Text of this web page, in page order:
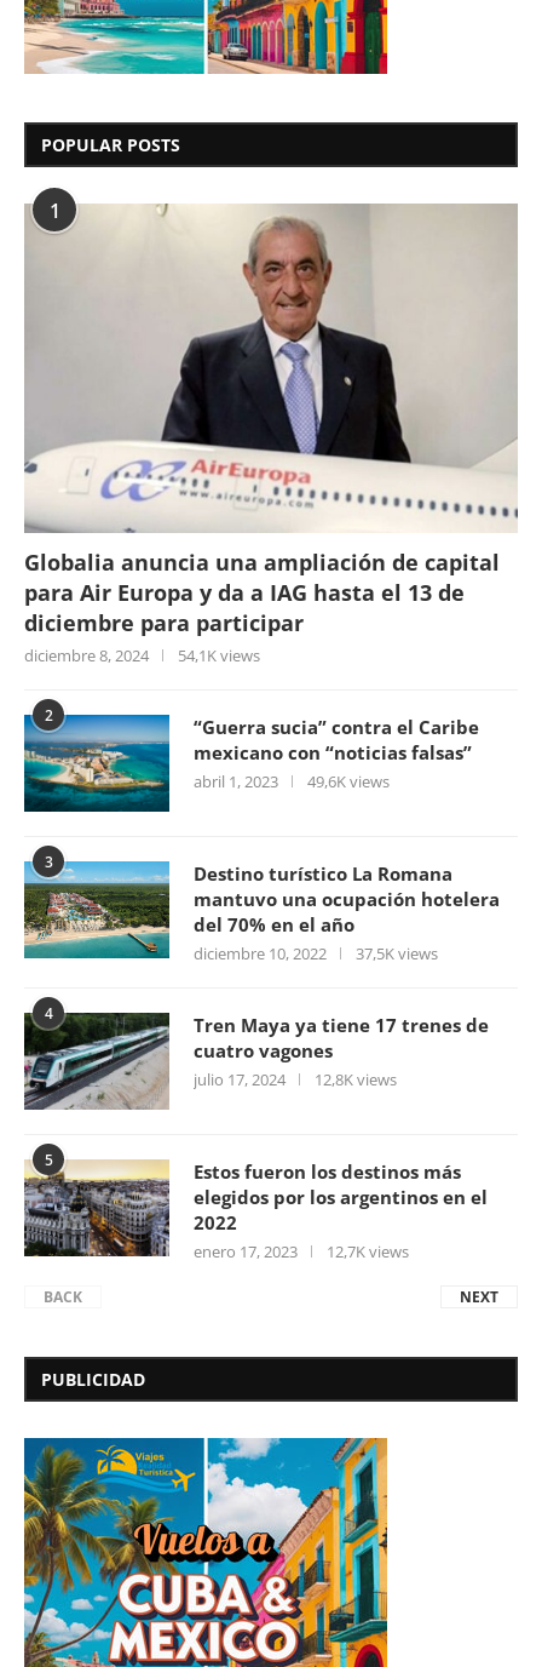
POPULAR POSTS
1
Globalia anuncia una ampliación de capital
para Air Europa y da a IAG hasta el 13 de
diciembre para participar
diciembre 8, 2024 54,1K views
2
“Guerra sucia” contra el Caribe
mexicano con “noticias falsas”
abril 1, 2023 49,6K views
3
Destino turístico La Romana
mantuvo una ocupación hotelera
del 70% en el año
diciembre 10, 2022 37,5K views
4
Tren Maya ya tiene 17 trenes de
cuatro vagones
julio 17, 2024 12,8K views
5
Estos fueron los destinos más
elegidos por los argentinos en el
2022
enero 17, 2023 12,7K views
BACK NEXT
PUBLICIDAD